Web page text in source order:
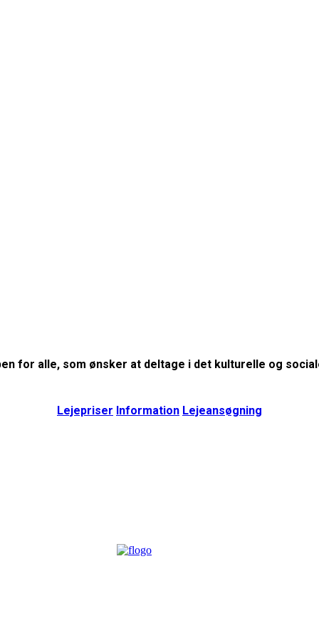
for alle, som ønsker at deltage i det kulturelle og
Lejepriser Information Lejeansøgning